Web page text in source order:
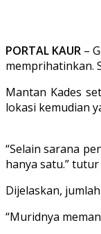
PORTAL KAUR –
memprihatinkan.
Mantan Kades
lokasi kemudian
“Selain sarana
hanya satu.”
Dijelaskan,
“Muridnya